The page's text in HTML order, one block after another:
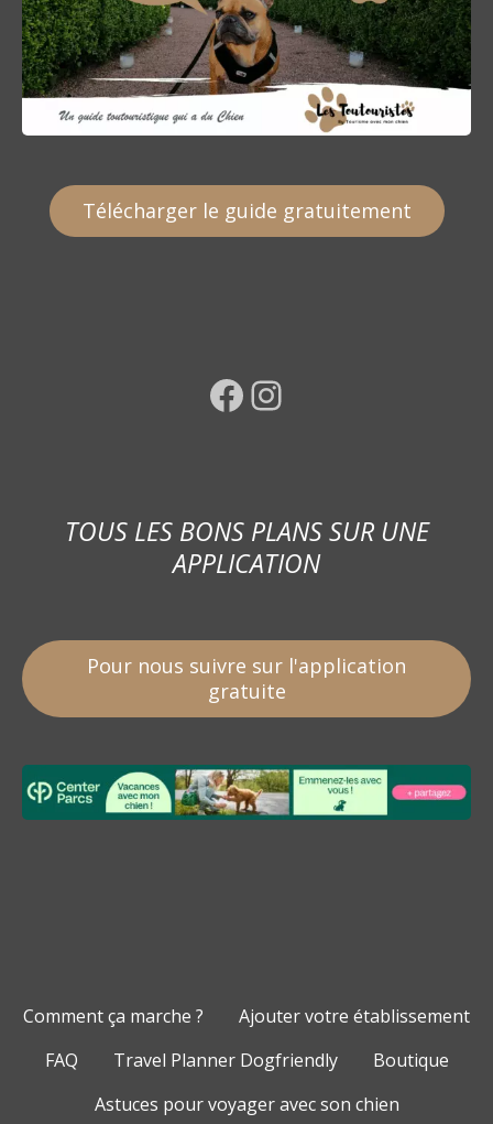
Télécharger le guide gratuitement
Facebook Instagram
TOUS LES BONS PLANS SUR UNE
APPLICATION
Pour nous suivre sur l'application
gratuite
Comment ça marche ?
Ajouter votre établissement
FAQ
Travel Planner Dogfriendly
Boutique
Astuces pour voyager avec son chien